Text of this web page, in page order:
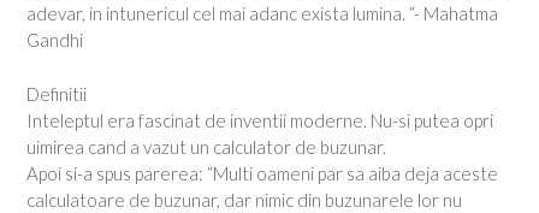
adevar, in intunericul cel mai adanc exista lumina. “- Mahatma
Gandhi
Definitii
Inteleptul era fascinat de inventii moderne. Nu-si putea opri
uimirea cand a vazut un calculator de buzunar.
Apoi si-a spus parerea: “Multi oameni par sa aiba deja aceste
calculatoare de buzunar, dar nimic din buzunarele lor nu